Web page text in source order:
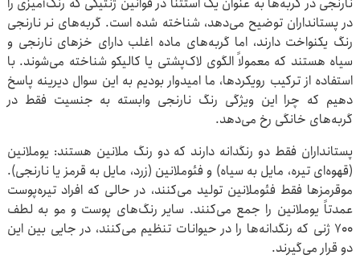
در پستانداران توضیح می‌دهد، شناخته شده است. گربه‌های نر نارنجی
رنگ یکنواخت دارند، اما گربه‌های ماده اغلب دارای خزهای نارنجی و
سیاه هستند که معمولاً الگوی لاک‌پشتی یا کالیکو شناخته می‌شوند. با
استفاده از ترکیب رویکردها، ما امیدوار بودیم به این سوال دیرینه پاسخ
دهیم که چرا این ویژگی رنگ نارنجی وابسته به جنسیت فقط در
گربه‌های خانگی رخ می‌دهد.
پستانداران فقط دو رنگدانه دارند که دو رنگ ملانین هستند: یوملانین
(قهوه‌ای تیره، مایل به سیاه) و فئوملانین (زرد، مایل به قرمز یا نارنجی).
موقرمزها فقط فئوملانین تولید می‌کنند، در حالی که افراد تیره‌پوست
عمدتاً یوملانین را جمع می‌کنند. سایر رنگ‌های پوست و مو به لطف
۷۰۰ ژنی که رنگدانه‌ها را در حیوانات تنظیم می‌کنند، در جایی بین این
دو قرار می‌گیرند.